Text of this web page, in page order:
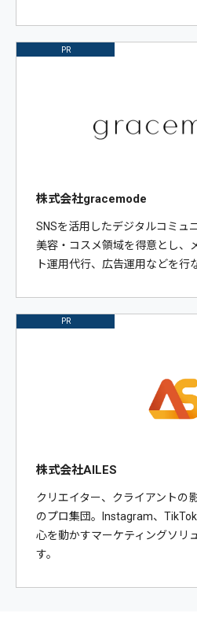
PR
株式会社gracemode
SNSを活用したデジタルコミュ
美容・コスメ領域を得意とし、
ト運用代行、広告運用などを行
PR
株式会社AILES
クリエイター、クライアントの
のプロ集団。Instagram、
心を動かすマーケティングソリ
す。